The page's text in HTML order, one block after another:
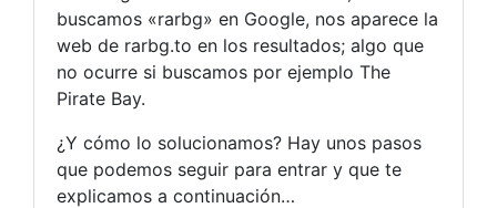
buscamos «rarbg» en Google, nos aparece la
web de rarbg.to en los resultados; algo que
no ocurre si buscamos por ejemplo The
Pirate Bay.
¿Y cómo lo solucionamos? Hay unos pasos
que podemos seguir para entrar y que te
explicamos a continuación…